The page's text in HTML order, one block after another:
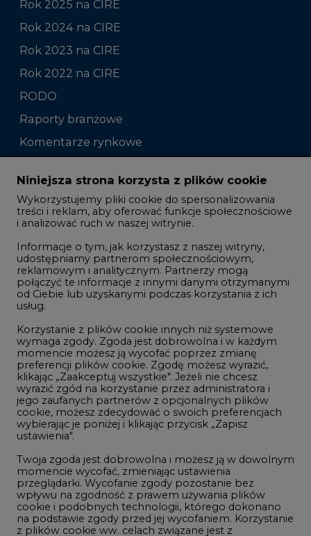
Rok 2025 na CIRE
Rok 2024 na CIRE
Rok 2023 na CIRE
Rok 2022 na CIRE
RODO
Raporty branżowe
Komentarze rynkowe
Zmiany kadrowe na rynku
Studio CIRE
Rozmowy o energetyce
Gospodarka
Geopolityka
LTE450
Innowacje i AI
Telekomunikacja i IT
Handel emisjami CO2
Wodór
Górnictwo
Atom
Fotowoltaika
Offshore wind
Niniejsza strona korzysta z plików cookie
Wykorzystujemy pliki cookie do spersonalizowania
treści i reklam, aby oferować funkcje społecznościowe
i analizować ruch w naszej witrynie.
Informacje o tym, jak korzystasz z naszej witryny,
udostępniamy partnerom społecznościowym,
reklamowym i analitycznym. Partnerzy mogą
połączyć te informacje z innymi danymi otrzymanymi
od Ciebie lub uzyskanymi podczas korzystania z ich
usług.
Korzystanie z plików cookie innych niż systemowe
wymaga zgody. Zgoda jest dobrowolna i w każdym
momencie możesz ją wycofać poprzez zmianę
preferencji plików cookie. Zgodę możesz wyrazić,
klikając „Zaakceptuj wszystkie". Jeżeli nie chcesz
wyrazić zgód na korzystanie przez administratora i
jego zaufanych partnerów z opcjonalnych plików
cookie, możesz zdecydować o swoich preferencjach
wybierając je poniżej i klikając przycisk „Zapisz
ustawienia".
Twoja zgoda jest dobrowolna i możesz ją w dowolnym
momencie wycofać, zmieniając ustawienia
przeglądarki. Wycofanie zgody pozostanie bez
wpływu na zgodność z prawem używania plików
cookie i podobnych technologii, którego dokonano
na podstawie zgody przed jej wycofaniem. Korzystanie
z plików cookie ww. celach związane jest z